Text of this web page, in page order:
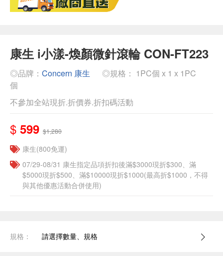
康生 i小漾-煥顏微針滾輪 CON-FT223
◎品牌： Concern 康生
◎規格： 1PC個 x 1 x 1PC
個
不參加全站現折.折價券.折扣碼活動
$ 599 $1,280
康生(800免運)
07/29-08/31 康生指定品項折扣後滿$3000現折$300、滿
$5000現折$500、滿$10000現折$1000(最高折$1000，不得
與其他優惠活動合併使用)
規格： 請選擇數量、規格